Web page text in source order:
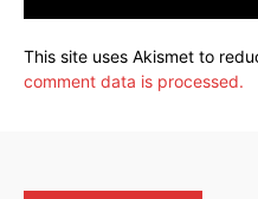
This site uses Akismet to
comment data is processed.